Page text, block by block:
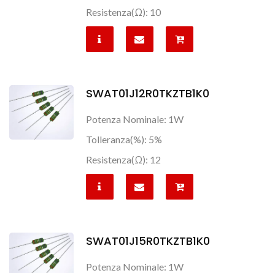
Resistenza(Ω): 10
SWAT01J12R0TKZTB1K0
Potenza Nominale: 1W
Tolleranza(%): 5%
Resistenza(Ω): 12
SWAT01J15R0TKZTB1K0
Potenza Nominale: 1W